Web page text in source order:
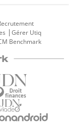
Gérer Utiq
Benchmark